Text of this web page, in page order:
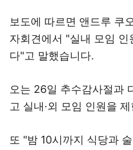
보도에 따르면 앤드루 쿠
자회견에서 "실내 모임
다"고 말했습니다.
오는 26일 추수감사절과
고 실내·외 모임 인원을
또 "밤 10시까지 식당과